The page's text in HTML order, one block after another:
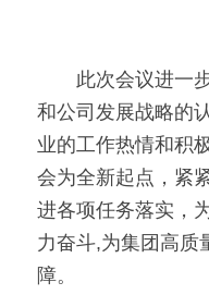
此次会议进一步
和公司发展战略的
业的工作热情和积
会为全新起点，紧
进各项任务落实，
力奋斗,为集团高质
障。